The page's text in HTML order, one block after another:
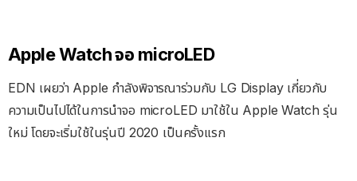
Apple Watch จอ microLED
EDN เผยว่า Apple กำลังพิจารณาร่วมกับ LG Display เกี่ยวกับ
ความเป็นไปได้ในการนำจอ microLED มาใช้ใน Apple Watch รุ่น
ใหม่ โดยจะเริ่มใช้ในรุ่นปี 2020 เป็นครั้งแรก